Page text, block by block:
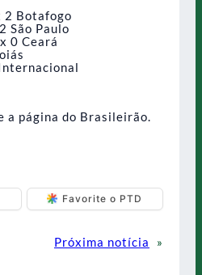
2 Botafogo
São Paulo
0 Ceará
a página do Brasileirão.
Favorite o PTD
Próxima notícia
»